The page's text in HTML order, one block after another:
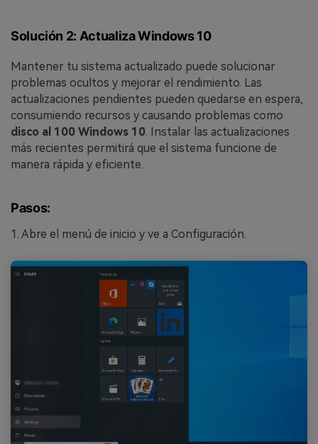
Solución 2: Actualiza Windows 10
Mantener tu sistema actualizado puede solucionar
problemas ocultos y mejorar el rendimiento. Las
actualizaciones pendientes pueden quedarse en espera,
consumiendo recursos y causando problemas como
disco al 100 Windows 10 . Instalar las actualizaciones
más recientes permitirá que el sistema funcione de
manera rápida y eficiente.
Pasos:
1. Abre el menú de inicio y ve a Configuración.